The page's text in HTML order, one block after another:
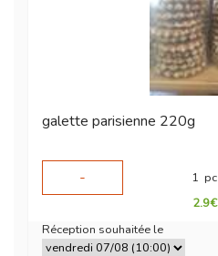
galette parisienne 220g
-
1 pc
2.9€
Réception souhaitée le